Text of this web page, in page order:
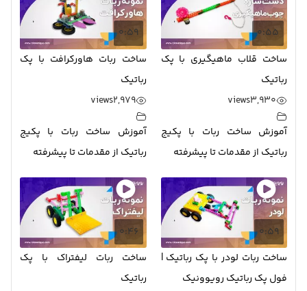
0:55
ساخت قلاب ماهیگیری با پک
رباتیک
3,930
views
آموزش ساخت ربات با پکیج
رباتیک از مقدمات تا پیشرفته
0:59
ساخت ربات هاورکرافت با پک
رباتیک
2,979
views
آموزش ساخت ربات با پکیج
رباتیک از مقدمات تا پیشرفته
0:59
ساخت ربات لودر با پک رباتیک |
فول پک رباتیک رویوونیک
0:46
ساخت ربات لیفتراک با پک
رباتیک